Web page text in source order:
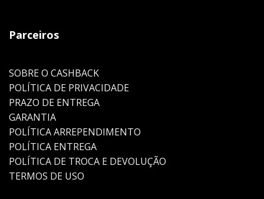
Parceiros
SOBRE O CASHBACK
POLÍTICA DE PRIVACIDADE
PRAZO DE ENTREGA
GARANTIA
POLÍTICA ARREPENDIMENTO
POLÍTICA ENTREGA
POLÍTICA DE TROCA E DEVOLUÇÃO
TERMOS DE USO